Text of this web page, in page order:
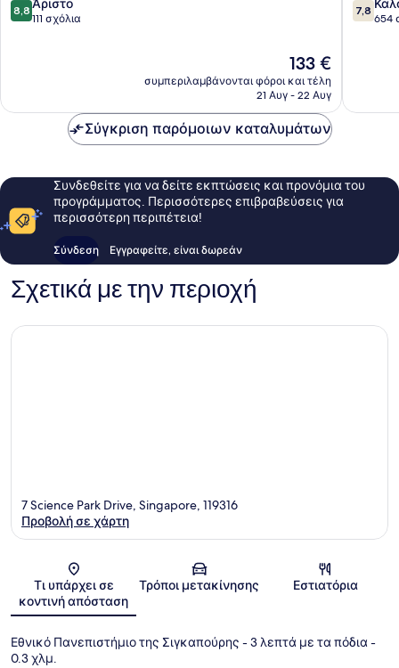
στα
8,8
111 σχόλια
Η
τιμή
είναι
133 €
συμπεριλαμβάνονται φόροι και τέλη
21 Αυγ - 22 Αυγ
Ιστ
στα
7,8
654
Σύγκριση παρόμοιων καταλυμάτων
Συνδεθείτε για να δείτε εκπτώσεις και προνόμια του
προγράμματος. Περισσότερες επιβραβεύσεις για
περισσότερη περιπέτεια!
Σύνδεση Εγγραφείτε, είναι δωρεάν
Σχετικά με την περιοχή
Χάρτης
7 Science Park Drive, Singapore, 119316
Προβολή σε χάρτη
Τι υπάρχει σε
κοντινή απόσταση
Τρόποι μετακίνησης Εστιατόρια
Εθνικό Πανεπιστήμιο της Σιγκαπούρης - 3 λεπτά με τα πόδια-
0.3 χλμ.